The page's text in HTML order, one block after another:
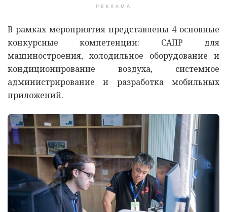
РЕКЛАМА
В рамках мероприятия представлены 4 основные
конкурсные компетенции: САПР для
машиностроения, холодильное оборудование и
кондиционирование воздуха, системное
администрирование и разработка мобильных
приложений.